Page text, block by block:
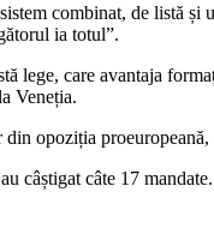
combinat, de listă
ia totul”.
lege, care avantaja
Veneția.
opoziția
câte 17